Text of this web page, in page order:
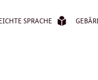
SPRACHE